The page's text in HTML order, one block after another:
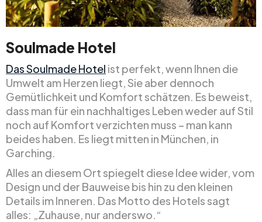
Soulmade Hotel
Das Soulmade Hotel ist perfekt, wenn Ihnen die
Umwelt am Herzen liegt, Sie aber dennoch
Gemütlichkeit und Komfort schätzen. Es beweist,
dass man für ein nachhaltiges Leben weder auf Stil
noch auf Komfort verzichten muss – man kann
beides haben. Es liegt mitten in München, in
Garching.
Alles an diesem Ort spiegelt diese Idee wider, vom
Design und der Bauweise bis hin zu den kleinen
Details im Inneren. Das Motto des Hotels sagt
alles: „Zuhause, nur anderswo.“